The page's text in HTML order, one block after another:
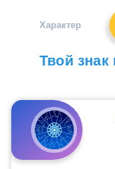
Характер
Твой